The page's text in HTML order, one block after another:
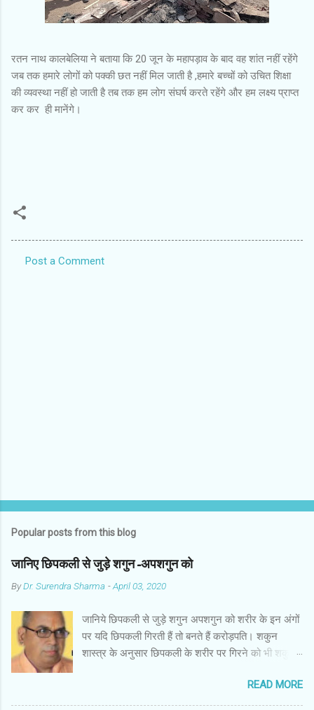
रतन नाथ कालबेलिया ने बताया कि 20 जून के महापड़ाव के बाद वह शांत नहीं रहेंगे
जब तक हमारे लोगों को पक्की छत नहीं मिल जाती है ,हमारे बच्चों को उचित शिक्षा
की व्यवस्था नहीं हो जाती है तब तक हम लोग संघर्ष करते रहेंगे और हम लक्ष्य प्राप्त
कर कर ही मानेंगे।
Post a Comment
Popular posts from this blog
जानिए छिपकली से जुड़े शगुन-अपशगुन को
ByDr. Surendra Sharma -April 03, 2020
जानिये छिपकली से जुड़े शगुन अपशगुन को शरीर के इन अंगों
पर यदि छिपकली गिरती हैं तो बनते हैं करोड़पति। शकुन
शास्त्र के अनुसार छिपकली के शरीर पर गिरने को भी शकुन/
पाई जाती है, एक जंगली और एक घरेलू। छिपकली की जंगली
नस्ल को गिरगिट कहा जाता है जबकि घरों में पाई जाने वाली
READ MORE